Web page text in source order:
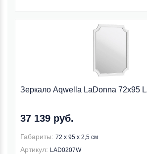
Зеркало Aqwella LaDonna 72x95
37 139 руб.
Габариты: 72 x 95 x 2,5 см
Артикул: LAD0207W